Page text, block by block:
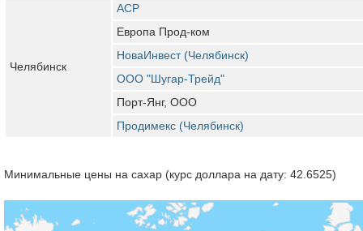
Челябинск
АСР
Европа Прод-ком
НоваИнвест (Челябинск)
ООО "Шугар-Трейд"
Порт-Янг, ООО
Продимекс (Челябинск)
Минимальные цены на сахар (курс доллара на дату: 42.6525)